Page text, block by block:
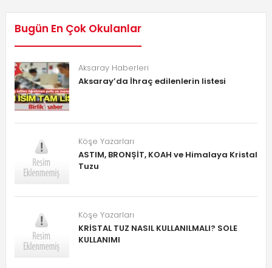
Bugün En Çok Okulanlar
Aksaray Haberleri
Aksaray’da İhraç edilenlerin listesi
Köşe Yazarları
ASTIM, BRONŞİT, KOAH ve Himalaya Kristal
Tuzu
Köşe Yazarları
KRİSTAL TUZ NASIL KULLANILMALI? SOLE
KULLANIMI